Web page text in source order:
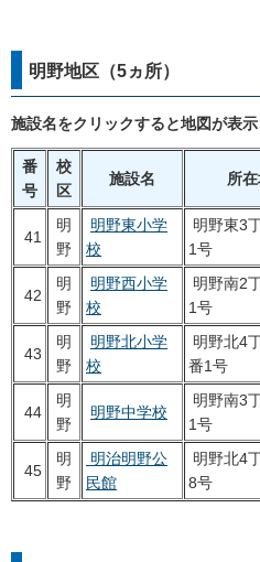
明野地区（5ヵ所）
施設名をクリックすると地図が表示
番
号
校
区
施設名 所
41
明
野
明野東小学
校
明野東3
1号
42
明
野
明野西小学
校
明野南2
1号
43
明
野
明野北小学
校
明野北4
番1号
44
明
野
明野中学校
明野南3
1号
45
明
野
明治明野公
民館
明野北4
8号